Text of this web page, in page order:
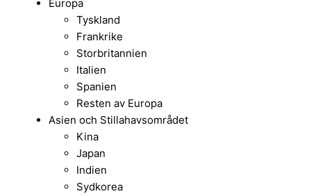
Europa
Tyskland
Frankrike
Storbritannien
Italien
Spanien
Resten av Europa
Asien och Stillahavsområdet
Kina
Japan
Indien
Sydkorea